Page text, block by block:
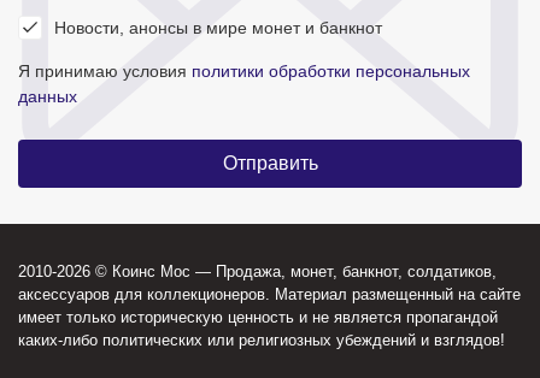
Новости, анонсы в мире монет и банкнот
Я принимаю условия политики обработки персональных
данных
2010-2026 © Коинс Мос — Продажа, монет, банкнот, солдатиков,
аксессуаров для коллекционеров. Материал размещенный на сайте
имеет только историческую ценность и не является пропагандой
каких-либо политических или религиозных убеждений и взглядов!